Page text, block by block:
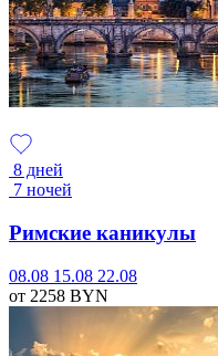
8 дней
7 ночей
Римские каникулы
08.08 15.08 22.08
от 2258 BYN